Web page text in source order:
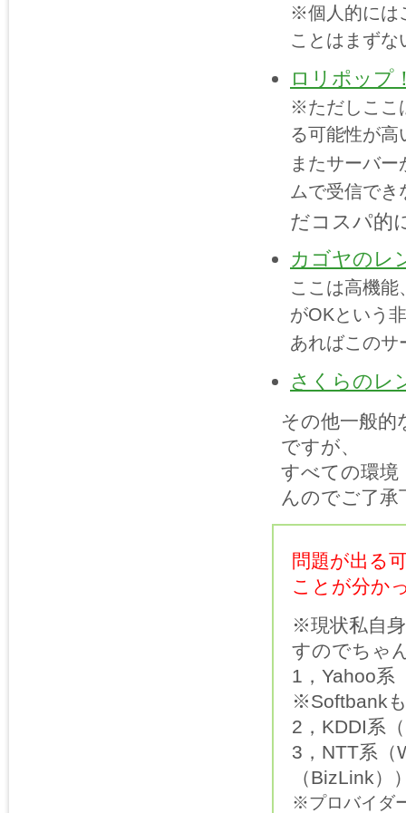
※個人的には
ことはまずな
ロリポップ
※ただしここ
る可能性が高
またサーバ
ムで受信でき
だコスパ的
カゴヤのレ
ここは高機
がOKという
あればこのサ
さくらのレ
その他一般
ですが、
すべての環境
んのでご了承
問題が出る
ことが分か
※現状私自
すのでちゃ
1，Yahoo系
※Softbank
2，KDDI系
3，NTT系（
（BizLink）
※プロバイダ